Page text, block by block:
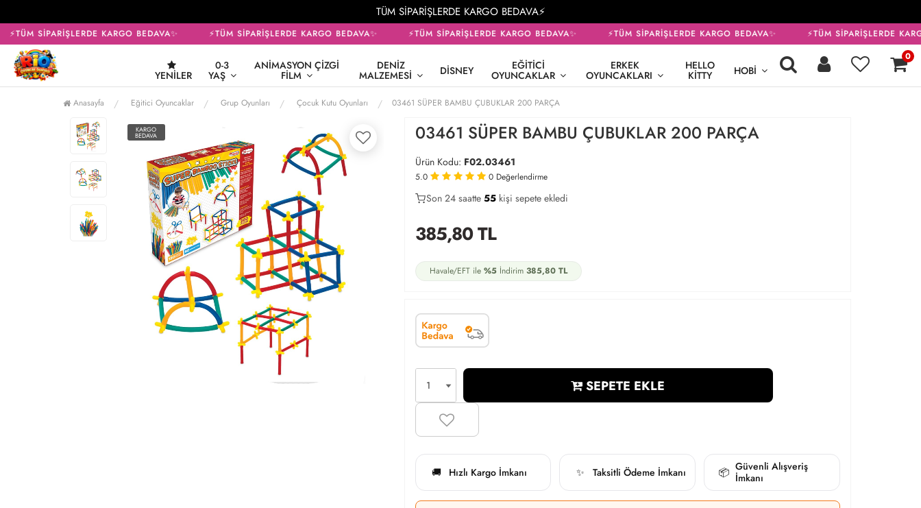
TÜM SİPARİŞLERDE KARGO BEDAVA⚡
⚡TÜM SİPARİŞLERDE KARGO BEDAVA✨ ⚡TÜM SİPARİŞLERDE KARGO BEDAVA✨ ⚡TÜM SİPARİŞLERDE KARGO BEDAVA✨ ⚡TÜM SİPARİŞLERDE KARGO BEDAVA✨ ⚡TÜM SİPARİŞLERDE
YENILER
0-3
YAŞ
ANIMASYON ÇIZGI
FILM
DENIZ
MALZEMESI DISNEY EĞITICI
OYUNCAKLAR
ERKEK
OYUNCAKLARI
HELLO
KITTY HOBI
0
Anasayfa Eğitici Oyuncaklar Grup Oyunları Çocuk Kutu Oyunları 03461 SÜPER BAMBU ÇUBUKLAR 200 PARÇA
KARGO
BEDAVA 03461 SÜPER BAMBU ÇUBUKLAR 200 PARÇA
Ürün Kodu: F02.03461
5.0 0 Değerlendirme
36
Son 24 saatte 55kişi sepete ekledi
18
385,80TL
Havale/EFT ile %5İndirim 385,80TL
SEPETE EKLE
🚚 Hızlı Kargo İmkanı ✨ Taksitli Ödeme İmkanı 📦 Güvenli Alışveriş
İmkanı